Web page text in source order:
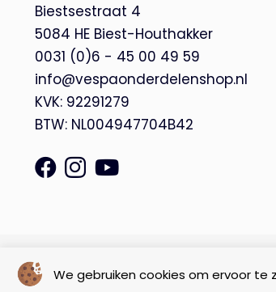
We gebruiken cookies om ervoor te
Biestsestraat 4
5084 HE Biest-Houthakker
0031 (0)6 - 45 00 49 59
info@vespaonderdelenshop.nl
KVK: 92291279
BTW: NL004947704B42
© Copyright 2026 – De Vespa Garage |